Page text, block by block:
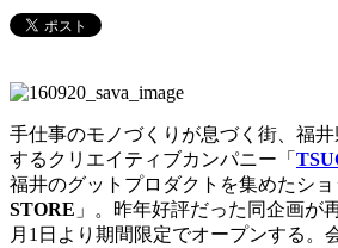
手仕事のモノづくりが息づく街、福
するクリエイティブカンパニー「
福井のグットプロダクトを集めたショ
STORE 」。昨年好評だった同企画が
月1日より期間限定でオープンする。